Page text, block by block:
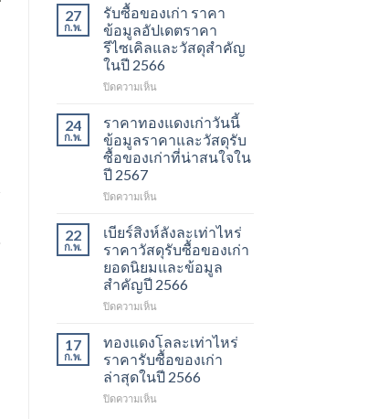
ราคา
ของ
เก่า
วัน
นี้
วัสดุ
รีไซเคิล
ที่
2567
27
ก.พ.
รับซื้อของเก่า ราคา
ข้อมูลอัปเดตราคา
รีไซเคิลและวัสดุสำคัญ
ในปี 2566
ปิดความเห็นบน
เก่า
ราคา
รีไซเคิล
และ
วัสดุ
สำคัญ
ในปี
24
ก.พ.
ราคาทองแดงเก่าวันนี้
ข้อมูลราคาและวัสดุรับ
ซื้อของเก่าที่น่าสนใจใน
ปี 2567
ปิดความเห็นบน
ทองแดง
เก่า
วัน
นี้
ข้อมูล
วัสดุ
รับ
ซื้อ
ของ
เก่า
22
ก.พ.
เบียร์สิงห์ลังละเท่าไหร่
ราคาวัสดุรับซื้อของเก่า
ยอดนิยมและข้อมูล
สำคัญปี 2566
ปิดความเห็นบน
สิงห์
ลัง
ละ
เท่า
ไหร่
17
ก.พ.
ทองแดงโลละเท่าไหร่
ราคารับซื้อของเก่า
ล่าสุดในปี 2566
ปิดความเห็นบน